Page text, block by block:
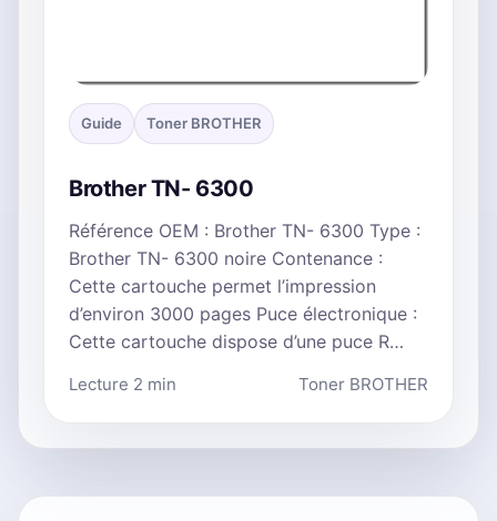
Guide Toner BROTHER
Brother TN- 6300
Référence OEM : Brother TN- 6300 Type :
Brother TN- 6300 noire Contenance :
Cette cartouche permet l’impression
d’environ 3000 pages Puce électronique :
Cette cartouche dispose d’une puce R…
Lecture 2 min Toner BROTHER